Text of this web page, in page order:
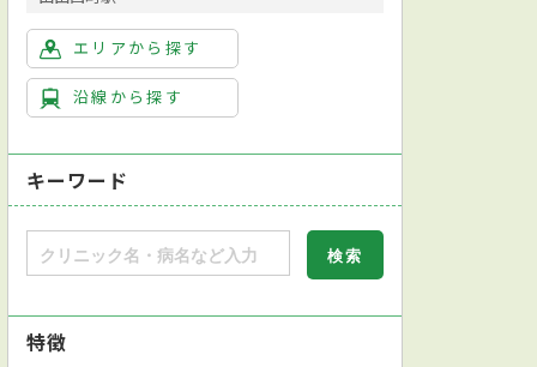
エリアから探す
沿線から探す
キーワード
特徴